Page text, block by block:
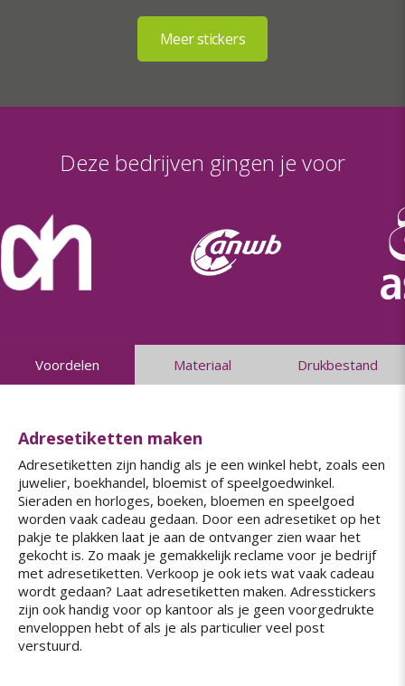
Deze bedrijven gingen je voor
Voordelen Materiaal Drukbestand
Adresetiketten maken
Adresetiketten zijn handig als je een winkel hebt, zoals een
juwelier, boekhandel, bloemist of speelgoedwinkel.
Sieraden en horloges, boeken, bloemen en speelgoed
worden vaak cadeau gedaan. Door een adresetiket op het
pakje te plakken laat je aan de ontvanger zien waar het
gekocht is. Zo maak je gemakkelijk reclame voor je bedrijf
met adresetiketten. Verkoop je ook iets wat vaak cadeau
wordt gedaan? Laat adresetiketten maken. Adresstickers
zijn ook handig voor op kantoor als je geen voorgedrukte
enveloppen hebt of als je als particulier veel post
verstuurd.